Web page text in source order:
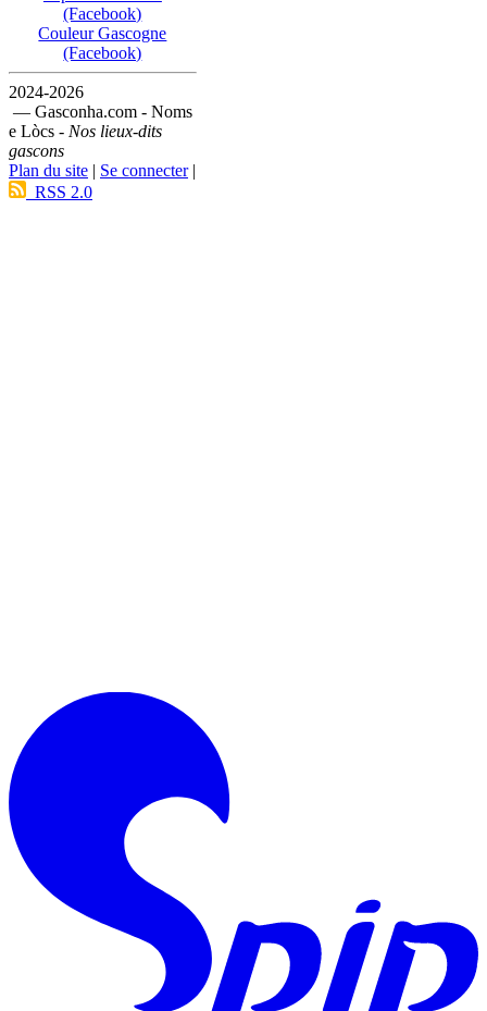
(Facebook)
Couleur Gascogne
(Facebook)
2024-2026
— Gasconha.com - Noms
e Lòcs - Nos lieux-dits
gascons
Plan du site | Se connecter|
RSS 2.0